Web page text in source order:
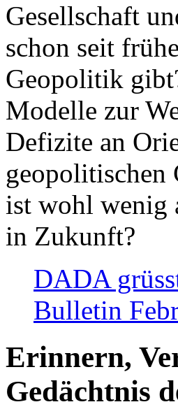
Gesellschaft
schon seit
Geopolitik
Modelle zur
Defizite an
geopolitischen
ist wohl wenig
in Zukunft?
DADA
Bulletin
Erinnern,
Gedächtnis